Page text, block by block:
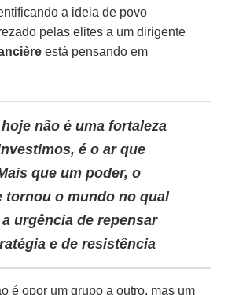
a ideia de povo
pelas elites a um dirigente
está pensando em
não é uma fortaleza
é o ar que
que um poder, o
tornou o mundo no qual
urgência de repensar
e de resistência
é opor um grupo a outro, mas um